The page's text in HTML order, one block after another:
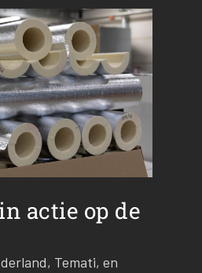
actie op de
Temati, en